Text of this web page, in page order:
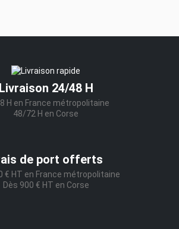
Livraison 24/48 H
H en France métropolitaine
48/72 H en Corse
de port offerts
€ HT en France métropolitaine
Dès 900 € HT en Corse